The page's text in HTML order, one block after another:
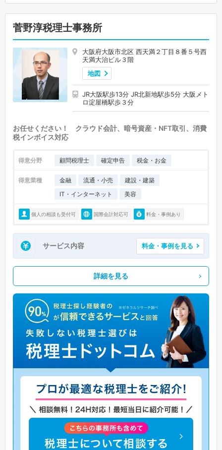
菅野淳税理士事務所
大阪府大阪市北区 西天満２丁目８番５号西
天満大治ビル３階
地図
JR大阪駅歩13分 JR北新地駅歩5分 大阪メト
ロ淀屋橋駅歩３分
お任せください！ クラウド会計、暗号資産・NFT取引、消費
税インボイス対応
得意分野 顧問税理士 確定申告 税金・お金
得意業種 金融 流通・小売
建設・建築
IT・インターネット
美容
個人の相談も受付可 国際会計対応可 料金・事例あり
サービス内容 料金・事例を見る
詳細を見る